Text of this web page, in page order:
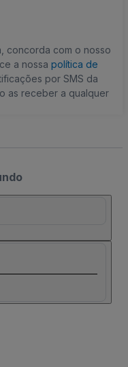
concorda com o nosso
a nossa política de
por SMS da
as receber a qualquer